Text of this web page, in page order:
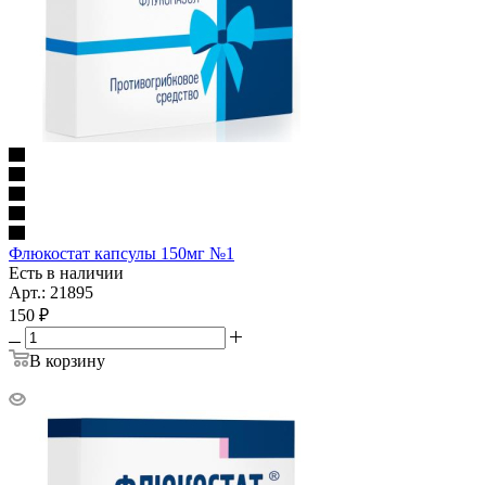
Флюкостат капсулы 150мг №1
Есть в наличии
Арт.: 21895
150 ₽
В корзину